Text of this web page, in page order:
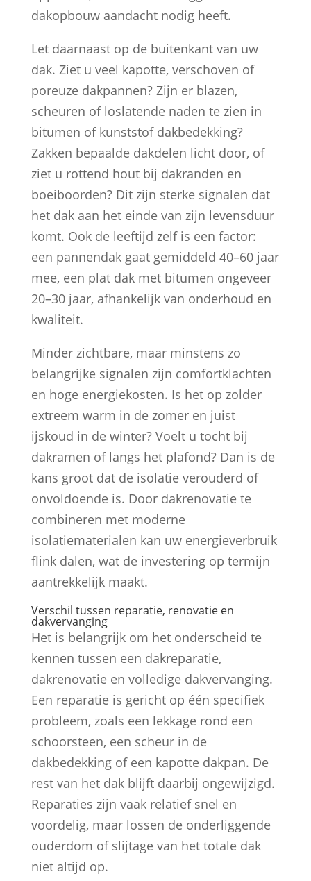
dakopbouw aandacht nodig heeft.
Let daarnaast op de buitenkant van uw
dak. Ziet u veel kapotte, verschoven of
poreuze dakpannen? Zijn er blazen,
scheuren of loslatende naden te zien in
bitumen of kunststof dakbedekking?
Zakken bepaalde dakdelen licht door, of
ziet u rottend hout bij dakranden en
boeiboorden? Dit zijn sterke signalen dat
het dak aan het einde van zijn levensduur
komt. Ook de leeftijd zelf is een factor:
een pannendak gaat gemiddeld 40–60 jaar
mee, een plat dak met bitumen ongeveer
20–30 jaar, afhankelijk van onderhoud en
kwaliteit.
Minder zichtbare, maar minstens zo
belangrijke signalen zijn comfortklachten
en hoge energiekosten. Is het op zolder
extreem warm in de zomer en juist
ijskoud in de winter? Voelt u tocht bij
dakramen of langs het plafond? Dan is de
kans groot dat de isolatie verouderd of
onvoldoende is. Door dakrenovatie te
combineren met moderne
isolatiematerialen kan uw energieverbruik
flink dalen, wat de investering op termijn
aantrekkelijk maakt.
Verschil tussen reparatie, renovatie en
dakvervanging
Het is belangrijk om het onderscheid te
kennen tussen een dakreparatie,
dakrenovatie en volledige dakvervanging.
Een reparatie is gericht op één specifiek
probleem, zoals een lekkage rond een
schoorsteen, een scheur in de
dakbedekking of een kapotte dakpan. De
rest van het dak blijft daarbij ongewijzigd.
Reparaties zijn vaak relatief snel en
voordelig, maar lossen de onderliggende
ouderdom of slijtage van het totale dak
niet altijd op.